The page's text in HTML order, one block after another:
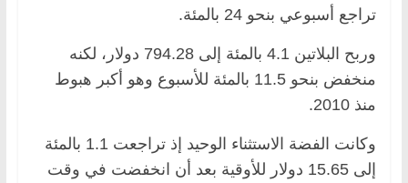
تراجع أسبوعي بنحو 24 بالمئة.
وربح البلاتين 4.1 بالمئة إلى 794.28 دولار، لكنه
منخفض بنحو 11.5 بالمئة للأسبوع وهو أكبر هبوط
منذ 2010.
وكانت الفضة الاستثناء الوحيد إذ تراجعت 1.1 بالمئة
إلى 15.65 دولار للأوقية بعد أن انخفضت في وقت